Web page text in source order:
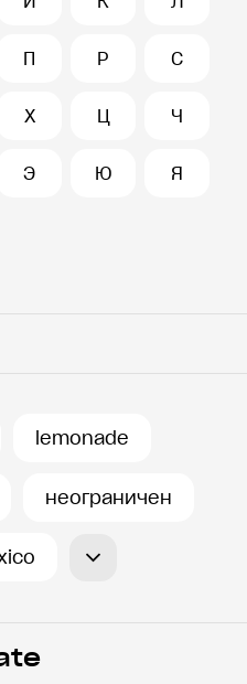
П Р С
Х Ц Ч
Э Ю Я
lemonade
неограничен